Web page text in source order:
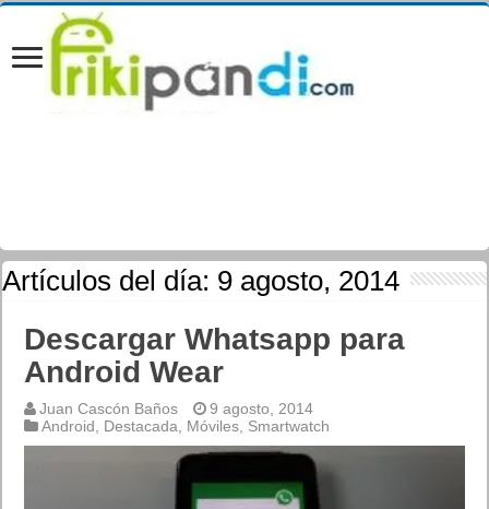
Artículos del día: 9 agosto, 2014
Descargar Whatsapp para
Android Wear
Juan Cascón Baños
9 agosto, 2014
Android
Destacada Móviles Smartwatch